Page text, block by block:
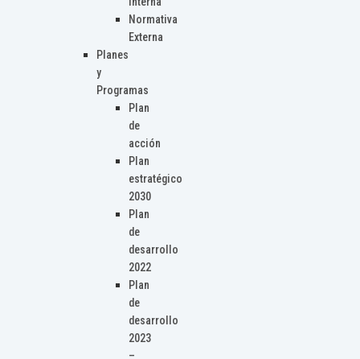
Normativa
Externa
Planes
y
Programas
Plan
de
acción
Plan
estratégico
2030
Plan
de
desarrollo
2022
Plan
de
desarrollo
2023
–